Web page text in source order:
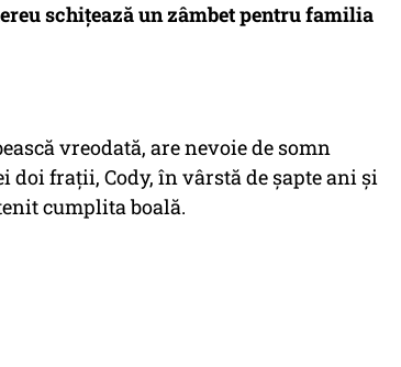
schiţează un zâmbet pentru familia
vreodată, are nevoie de somn
fraţii, Cody, în vârstă de şapte ani şi
cumplita boală.